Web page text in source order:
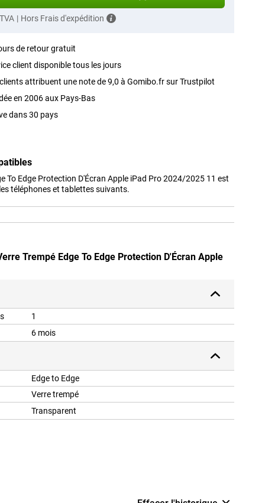
| Hors Frais d'expédition
de retour gratuit
client disponible tous les jours
attribuent une note de 9,0 à Gomibo.fr sur Trustpilot
en 2006 aux Pays-Bas
dans 30 pays
To Edge Protection D'Écran Apple iPad Pro 2024/2025 11 est
téléphones et tablettes suivants.
Trempé Edge To Edge Protection D'Écran Apple
1
6 mois
Edge to Edge
Verre trempé
Transparent